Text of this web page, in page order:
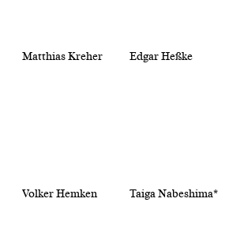
Matthias Kreher Edgar Heßke
Volker Hemken Taiga Nabeshima*